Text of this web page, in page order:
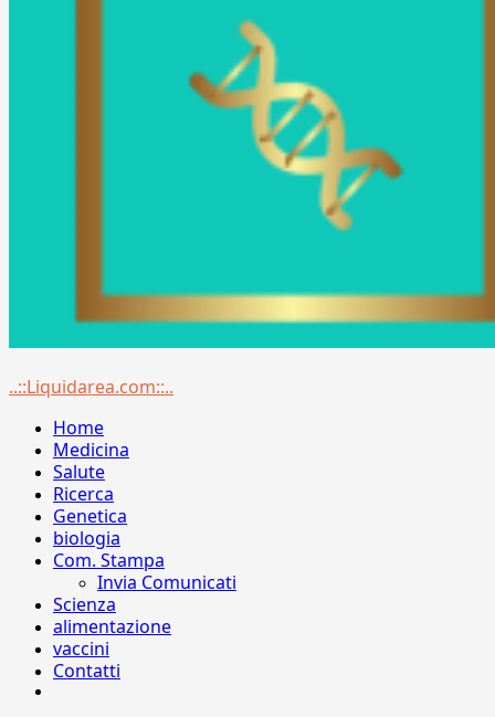
Menu
..::Liquidarea.com::..
Home
Medicina
Salute
Ricerca
Genetica
biologia
Com. Stampa
Invia Comunicati
Scienza
alimentazione
vaccini
Contatti